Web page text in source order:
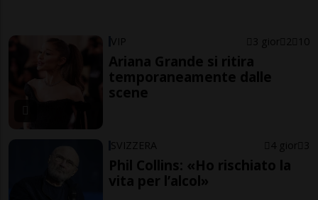
VIP 3 gior 2 10
Ariana Grande si ritira
temporaneamente dalle
scene
SVIZZERA 4 gior 3
Phil Collins: «Ho rischiato la
vita per l’alcol»